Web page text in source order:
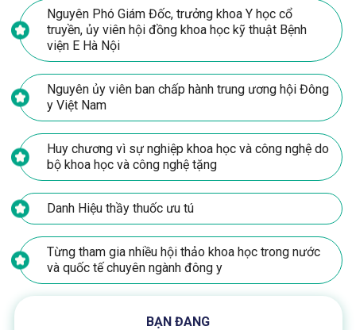
Nguyên Phó Giám Đốc, trưởng khoa Y học cổ
truyền, ủy viên hội đồng khoa học kỹ thuật Bệnh
viện E Hà Nội
Nguyên ủy viên ban chấp hành trung ương hội Đông
y Việt Nam
Huy chương vì sự nghiệp khoa học và công nghệ do
bộ khoa học và công nghệ tặng
Danh Hiệu thầy thuốc ưu tú
Từng tham gia nhiều hội thảo khoa học trong nước
và quốc tế chuyên ngành đông y
BẠN ĐANG